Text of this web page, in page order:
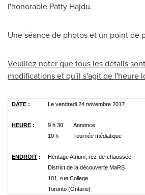
l'honorable Patty Hajdu.
Une séance de photos et un point de
Veuillez noter que tous les détails
modifications et qu'il s'agit de l'heure
DATE : Le vendredi 24 novembre 2017
HEURE : 9 h 30
Annonce
10 h
Tournée médiatique
ENDROIT :
Heritage Atrium, rez-de-chaussée
District de la découverte MaRS
101, rue College
Toronto (Ontario)